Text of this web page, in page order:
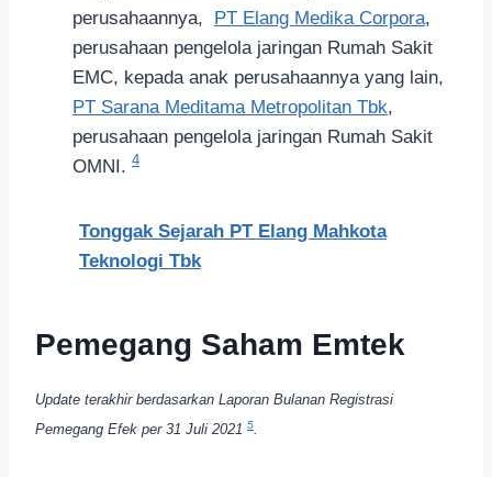
perusahaannya, PT Elang Medika Corpora,
perusahaan pengelola jaringan Rumah Sakit
EMC, kepada anak perusahaannya yang lain,
PT Sarana Meditama Metropolitan Tbk,
perusahaan pengelola jaringan Rumah Sakit
OMNI. 4
Tonggak Sejarah PT Elang Mahkota
Teknologi Tbk
Pemegang Saham Emtek
Update terakhir berdasarkan Laporan Bulanan Registrasi
Pemegang Efek per 31 Juli 2021 5